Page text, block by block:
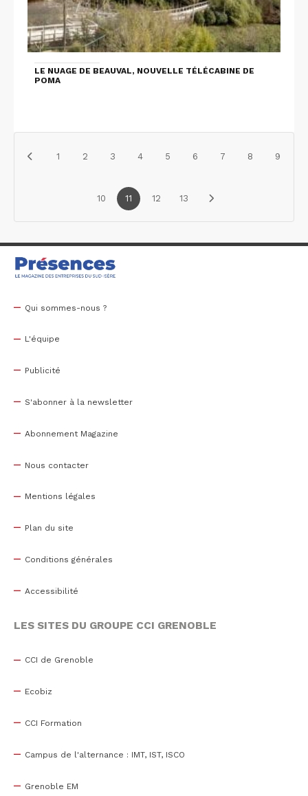
LE NUAGE DE BEAUVAL, NOUVELLE TÉLÉCABINE DE
POMA
1 2 3 4 5 6 7 8 9
10 11 12 13
Qui sommes-nous ?
L'équipe
Publicité
S'abonner à la newsletter
Abonnement Magazine
Nous contacter
Mentions légales
Plan du site
Conditions générales
Accessibilité
LES SITES DU GROUPE CCI GRENOBLE
CCI de Grenoble
Ecobiz
CCI Formation
Campus de l'alternance : IMT, IST, ISCO
Grenoble EM